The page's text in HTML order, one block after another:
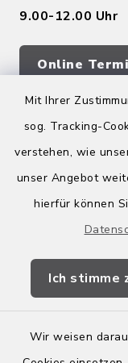
Mit Ihrer
sog. Tracking-
verstehen, wie
unser Angebot
hierfür können
Ich stimme
Wir weisen
9.00-12.00 Uhr
Online
Quicklinks
Kreis